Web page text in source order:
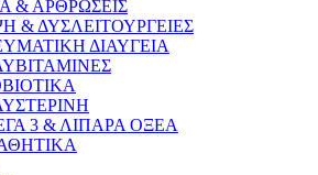
& ΑΡΘΡΩΣΕΙΣ
& ΔΥΣΛΕΙΤΟΥΡΓΕΙΕΣ
ΔΙΑΥΓΕΙΑ
3 & ΛΙΠΑΡΑ ΟΞΕΑ